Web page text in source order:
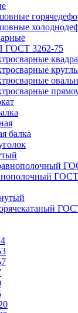
ГОСТ 3262-75
балка